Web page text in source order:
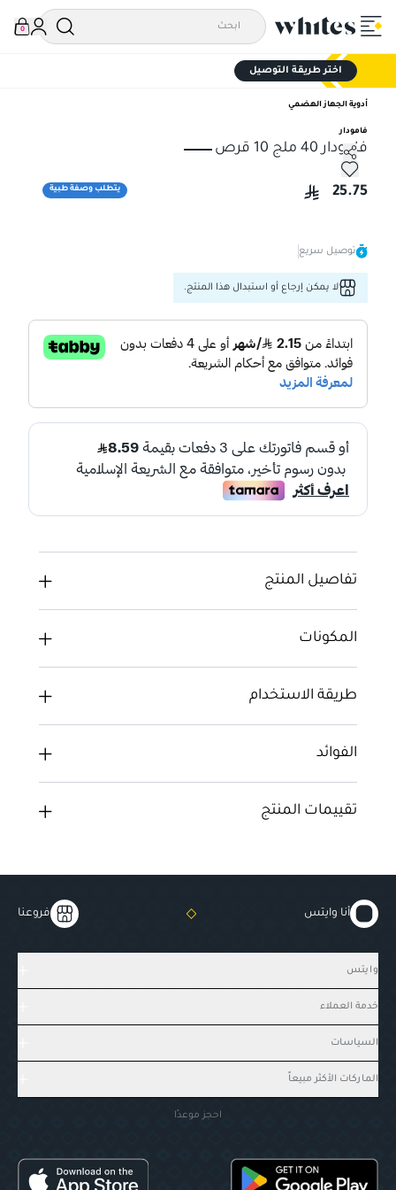
0
اختر طريقة التوصيل
أدوية الجهاز الهضمي
فامودار
فامودار 40 ملج 10 قرص
يتطلب وصفة طبية
فامودار 40 ملج 10 قرص
25.75
توصيل سريع
لا يمكن إرجاع أو استبدال هذا المنتج.
تفاصيل المنتج
المكونات
طريقة الاستخدام
الفوائد
تقييمات المنتج
أنا وايتس فروعنا
وايتس
خدمة العملاء
السياسات
الماركات الأكثر مبيعاً
احجز موعدًا